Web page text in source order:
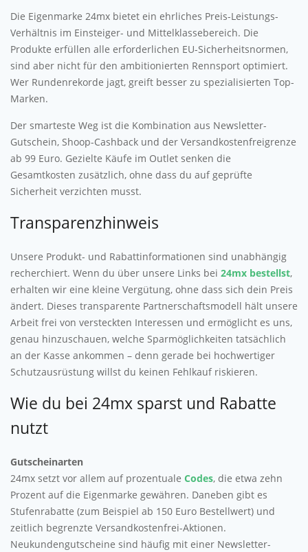
Die Eigenmarke 24mx bietet ein ehrliches Preis-Leistungs-
Verhältnis im Einsteiger- und Mittelklassebereich. Die
Produkte erfüllen alle erforderlichen EU-Sicherheitsnormen,
sind aber nicht für den ambitionierten Rennsport optimiert.
Wer Rundenrekorde jagt, greift besser zu spezialisierten Top-
Marken.
Der smarteste Weg ist die Kombination aus Newsletter-
Gutschein, Shoop-Cashback und der Versandkostenfreigrenze
ab 99 Euro. Gezielte Käufe im Outlet senken die
Gesamtkosten zusätzlich, ohne dass du auf geprüfte
Sicherheit verzichten musst.
Transparenzhinweis
Unsere Produkt- und Rabattinformationen sind unabhängig
recherchiert. Wenn du über unsere Links bei 24mx bestellst,
erhalten wir eine kleine Vergütung, ohne dass sich dein Preis
ändert. Dieses transparente Partnerschaftsmodell hält unsere
Arbeit frei von versteckten Interessen und ermöglicht es uns,
genau hinzuschauen, welche Sparmöglichkeiten tatsächlich
an der Kasse ankommen – denn gerade bei hochwertiger
Schutzausrüstung willst du keinen Fehlkauf riskieren.
Wie du bei 24mx sparst und Rabatte
nutzt
Gutscheinarten
24mx setzt vor allem auf prozentuale Codes, die etwa zehn
Prozent auf die Eigenmarke gewähren. Daneben gibt es
Stufenrabatte (zum Beispiel ab 150 Euro Bestellwert) und
zeitlich begrenzte Versandkostenfrei-Aktionen.
Neukundengutscheine sind häufig mit einer Newsletter-